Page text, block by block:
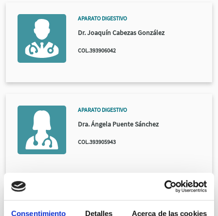
Consentimiento Detalles Acerca de las cookies
APARATO DIGESTIVO
Dr. Joaquín Cabezas González
COL.393906042
APARATO DIGESTIVO
Dra. Ángela Puente Sánchez
COL.393905943
APARATO DIGESTIVO